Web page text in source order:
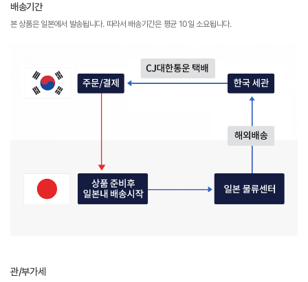
배송기간
본 상품은 일본에서 발송됩니다. 따라서 배송기간은 평균 10일 소요됩니다.
관/부가세